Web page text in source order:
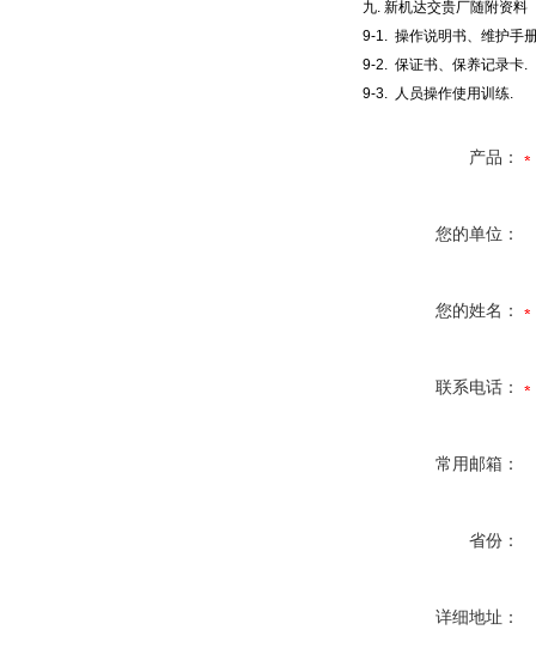
九. 新机达交贵厂随附资料
9-1. 操作说明书、维护手
9-2. 保证书、保养记录卡.
9-3. 人员操作使用训练.
产品：
您的单位：
您的姓名：
联系电话：
常用邮箱：
省份：
详细地址：